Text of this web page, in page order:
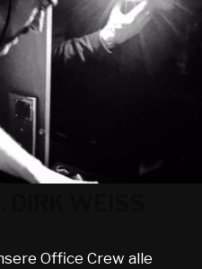
Office Crew alle